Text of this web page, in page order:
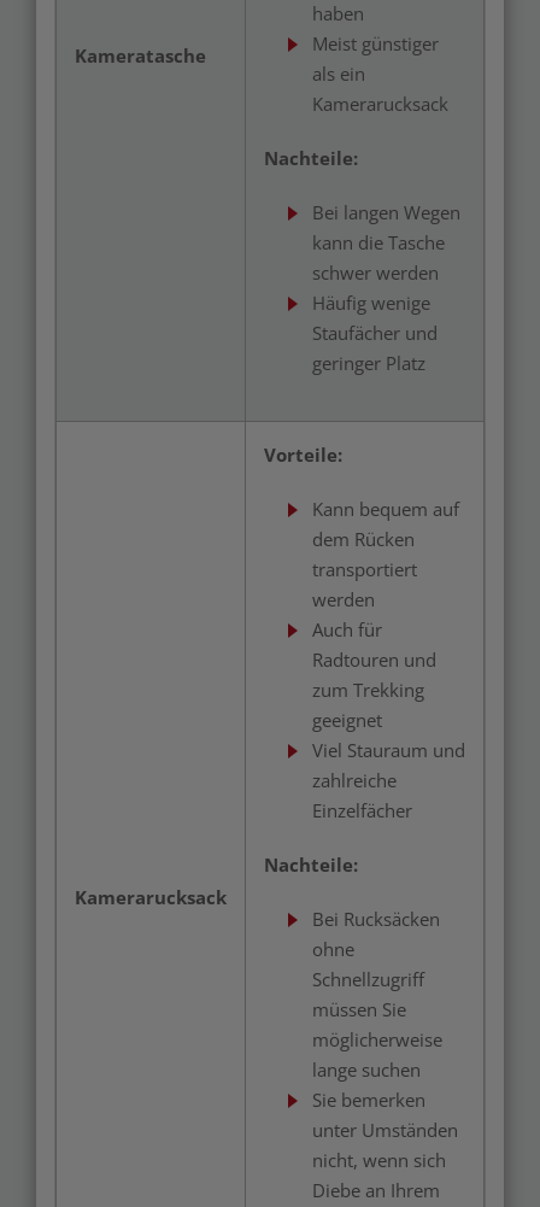
Kameratasche
haben
Meist günstiger
als ein
Kamerarucksack
Nachteile:
Bei langen Wegen
kann die Tasche
schwer werden
Häufig wenige
Staufächer und
geringer Platz
Kamerarucksack
Vorteile:
Kann bequem auf
dem Rücken
transportiert
werden
Auch für
Radtouren und
zum Trekking
geeignet
Viel Stauraum und
zahlreiche
Einzelfächer
Nachteile:
Bei Rucksäcken
ohne
Schnellzugriff
müssen Sie
möglicherweise
lange suchen
Sie bemerken
unter Umständen
nicht, wenn sich
Diebe an Ihrem